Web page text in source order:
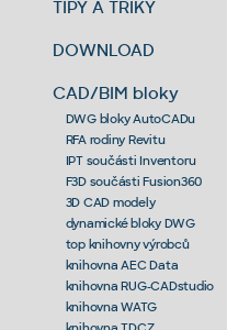
TIPY A TRIKY
DOWNLOAD
CAD/BIM bloky
DWG bloky AutoCADu
RFA rodiny Revitu
IPT součásti Inventoru
F3D součásti Fusion360
3D CAD modely
dynamické bloky DWG
top knihovny výrobců
knihovna AEC Data
knihovna RUG-CADstudio
knihovna WATG